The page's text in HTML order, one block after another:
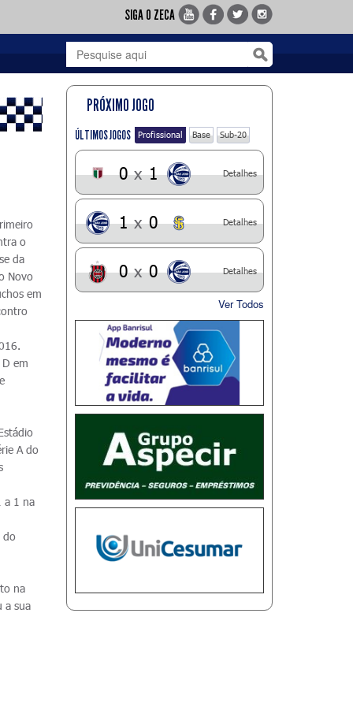
SIGA O ZECA
o
da
Novo
em
em
A do
a 1 na
do
na
a sua
PRÓXIMO JOGO
ÚLTIMOS JOGOS Profissional Base Sub-20
0 x 1 Detalhes
1 x 0 Detalhes
0 x 0 Detalhes
Ver Todos